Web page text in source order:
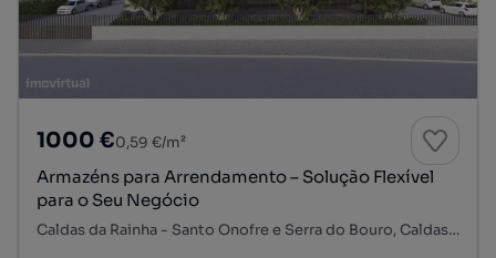
1000 €0,59 €/m²
Armazéns para Arrendamento – Solução Flexível
para o Seu Negócio
Caldas da Rainha - Santo Onofre e Serra do Bouro, Caldas da Rainha, Leiria